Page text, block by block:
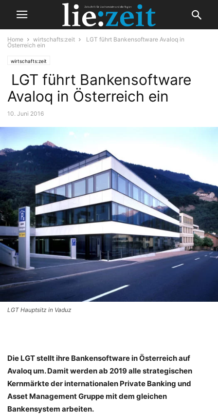
Home wirtschafts:zeit
LGT führt Bankensoftware Avaloq in
Österreich ein
wirtschafts:zeit
LGT führt Bankensoftware
Avaloq in Österreich ein
10. Juni 2016
LGT Hauptsitz in Vaduz
Die LGT stellt ihre Bankensoftware in Österreich auf
Avaloq um. Damit werden ab 2019 alle strategischen
Kernmärkte der internationalen Private Banking und
Asset Management Gruppe mit dem gleichen
Bankensystem arbeiten.